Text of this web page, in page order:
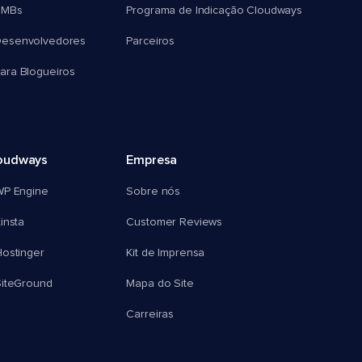
Blogueiros
Programa de Indicação Cloudways
Parceiros
Engine
Empresa
Sobre nós
Customer Reviews
Kit de Imprensa
Mapa do Site
Carreiras